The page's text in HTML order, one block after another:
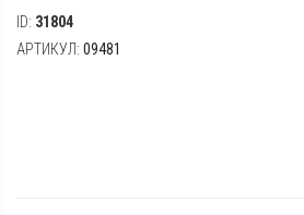
ID: 31804
АРТИКУЛ: 09481